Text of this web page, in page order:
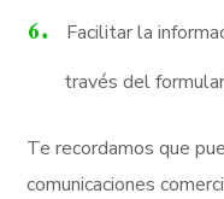
Facilitar la
través del
Te recordamos que
comunicaciones